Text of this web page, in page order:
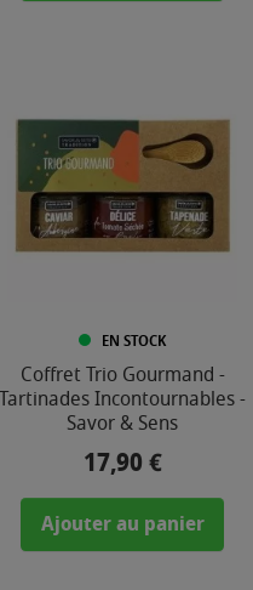
EN STOCK
Coffret Trio Gourmand -
Tartinades Incontournables -
Savor & Sens
Prix
17,90 €
Ajouter au panier